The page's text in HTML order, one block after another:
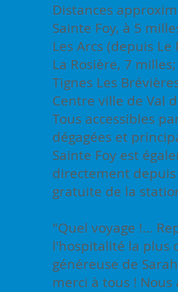
Distances
Sainte Foy, à 5
Les Arcs (depuis
La Rosière, 7 milles;
Tignes Les
Centre ville de Val
Tous accessibles
dégagées et
Sainte Foy est
directement
gratuite de la
​"Quel voyage !...
l'hospitalité la plus
généreuse de
merci à tous ! Nous